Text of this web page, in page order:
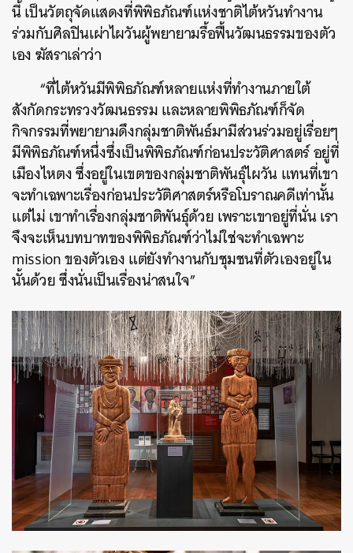
นี้ เป็นวัตถุจัดแสดงที่พิพิธภัณฑ์แห่งชาติไต้หวันทำงาน
ร่วมกับศิลปินเผ่าไผวันผู้พยายามรื้อฟื้นวัฒนธรรมของตัว
เอง ฆัสราเล่าว่า
“ที่ไต้หวันมีพิพิธภัณฑ์หลายแห่งที่ทำงานภายใต้
สังกัดกระทรวงวัฒนธรรม และหลายพิพิธภัณฑ์ก็จัด
กิจกรรมที่พยายามดึงกลุ่มชาติพันธ์มามีส่วนร่วมอยู่เรื่อยๆ
มีพิพิธภัณฑ์หนึ่งซึ่งเป็นพิพิธภัณฑ์ก่อนประวัติศาสตร์ อยู่ที่
เมืองไหตง ซึ่งอยู่ในเขตของกลุ่มชาติพันธุ์ไผวัน แทนที่เขา
จะทำเฉพาะเรื่องก่อนประวัติศาสตร์หรือโบราณคดีเท่านั้น
แต่ไม่ เขาทำเรื่องกลุ่มชาติพันธุ์ด้วย เพราะเขาอยู่ที่นั่น เรา
จึงจะเห็นบทบาทของพิพิธภัณฑ์ว่าไม่ใช่จะทำเฉพาะ
mission ของตัวเอง แต่ยังทำงานกับชุมชนที่ตัวเองอยู่ใน
นั้นด้วย ซึ่งนั่นเป็นเรื่องน่าสนใจ”